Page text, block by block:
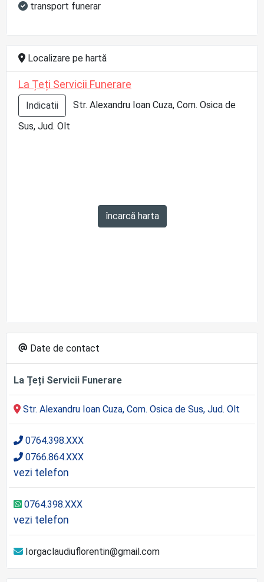
transport funerar
Localizare pe hartă
La Țeți Servicii Funerare
Indicatii
Str. Alexandru Ioan Cuza, Com. Osica de
Sus, Jud. Olt
încarcă harta
Date de contact
La Țeți Servicii Funerare
Str. Alexandru Ioan Cuza, Com. Osica de Sus, Jud. Olt
0764.398.XXX
0766.864.XXX
vezi telefon
0764.398.XXX
vezi telefon
Iorgaclaudiuflorentin@gmail.com